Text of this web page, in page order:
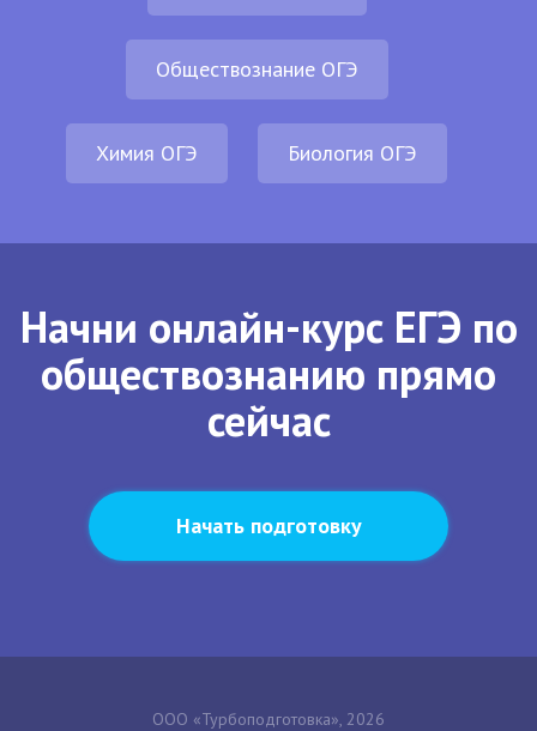
Обществознание ОГЭ
Химия ОГЭ Биология ОГЭ
Начни онлайн-курс ЕГЭ по
обществознанию прямо
сейчас
Начать подготовку
ООО «Турбоподготовка», 2026